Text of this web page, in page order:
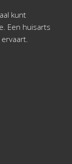
kunt
Een huisarts